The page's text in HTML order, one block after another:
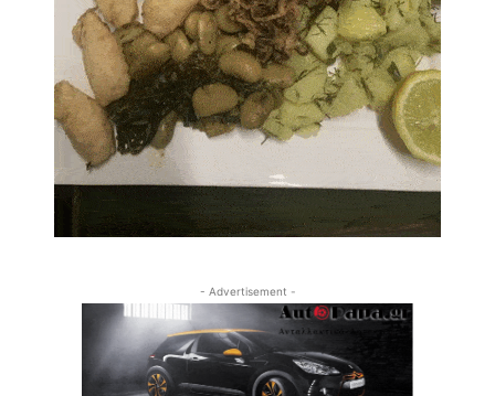
- Advertisement -